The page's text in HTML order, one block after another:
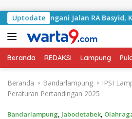
Uptodate
Tangani Jalan RA Basyid, Kontrak
Beranda REDAKSI Lampung
Beranda Bandarlampung
IPSI
Peraturan Pertandingan 2025
Bandarlampung, Jabodetabek,